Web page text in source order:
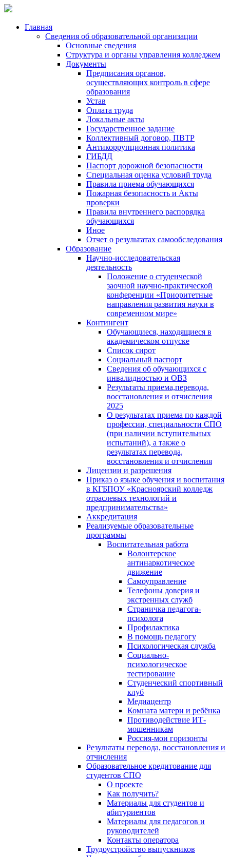
Главная
Сведения об образовательной организации
Основные сведения
Структура и органы управления колледжем
Документы
Предписания органов,
осуществляющих контроль в сфере
образования
Устав
Оплата труда
Локальные акты
Государственное задание
Коллективный договор, ПВТР
Антикоррупционная политика
ГИБДД
Паспорт дорожной безопасности
Специальная оценка условий труда
Правила приема обучающихся
Пожарная безопасность и Акты
проверки
Правила внутреннего распорядка
обучающихся
Иное
Отчет о результатах самообследования
Образование
Научно-исследовательская
деятельность
Положение о студенческой
заочной научно-практической
конференции «Приоритетные
направления развития науки в
современном мире»
Контингент
Обучающиеся, находящиеся в
академическом отпуске
Список сирот
Социальный паспорт
Сведения об обучающихся с
инвалидностью и ОВЗ
Результаты приема,перевода,
восстановления и отчисления
2025
О результатах приема по каждой
профессии, специальности СПО
(при наличии вступительных
испытаний), а также о
результатах перевода,
восстановления и отчисления
Лицензии и разрешения
Приказ о языке обучения и воспитания
в КГБПОУ «Красноярский колледж
отраслевых технологий и
предпринимательства»
Аккредитация
Реализуемые образовательные
программы
Воспитательная работа
Волонтерское
антинаркотическое
движение
Самоуправление
Телефоны доверия и
экстренных служб
Страничка педагога-
психолога
Профилактика
В помощь педагогу
Психологическая служба
Социально-
психологическое
тестирование
Студенческий спортивный
клуб
Медиацентр
Комната матери и ребёнка
Противодействие ИТ-
мошенникам
Россия-мои горизонты
Результаты перевода, восстановления и
отчисления
Образовательное кредитование для
студентов СПО
О проекте
Как получить?
Материалы для студентов и
абитуриентов
Материалы для педагогов и
руководителей
Контакты оператора
Трудоустройство выпускников